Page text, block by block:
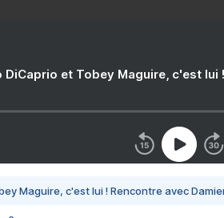
DiCaprio et Tobey Maguire, c'est
Maguire, c'est lui ! Rencontre avec